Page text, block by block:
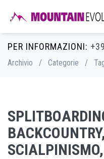
PER INFORMAZIONI:
Archivio / Categorie /
BACKCOUNTRY,